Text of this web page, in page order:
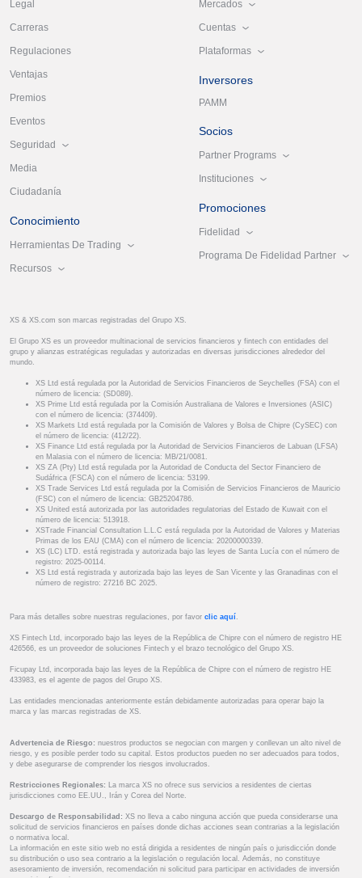
Legal
Carreras
Regulaciones
Ventajas
Premios
Eventos
Seguridad
Media
Ciudadanía
Conocimiento
Herramientas De Trading
Recursos
Mercados
Cuentas
Plataformas
Inversores
PAMM
Socios
Partner Programs
Instituciones
Promociones
Fidelidad
Programa De Fidelidad Partner
XS & XS.com son marcas registradas del Grupo XS.
El Grupo XS es un proveedor multinacional de servicios financieros y fintech con entidades del
grupo y alianzas estratégicas reguladas y autorizadas en diversas jurisdicciones alrededor del
mundo.
XS Ltd está regulada por la Autoridad de Servicios Financieros de Seychelles (FSA) con el
número de licencia: (SD089).
XS Prime Ltd está regulada por la Comisión Australiana de Valores e Inversiones (ASIC)
con el número de licencia: (374409).
XS Markets Ltd está regulada por la Comisión de Valores y Bolsa de Chipre (CySEC) con
el número de licencia: (412/22).
XS Finance Ltd está regulada por la Autoridad de Servicios Financieros de Labuan (LFSA)
en Malasia con el número de licencia: MB/21/0081.
XS ZA (Pty) Ltd está regulada por la Autoridad de Conducta del Sector Financiero de
Sudáfrica (FSCA) con el número de licencia: 53199.
XS Trade Services Ltd está regulada por la Comisión de Servicios Financieros de Mauricio
(FSC) con el número de licencia: GB25204786.
XS United está autorizada por las autoridades regulatorias del Estado de Kuwait con el
número de licencia: 513918.
XSTrade Financial Consultation L.L.C está regulada por la Autoridad de Valores y Materias
Primas de los EAU (CMA) con el número de licencia: 20200000339.
XS (LC) LTD. está registrada y autorizada bajo las leyes de Santa Lucía con el número de
registro: 2025-00114.
XS Ltd está registrada y autorizada bajo las leyes de San Vicente y las Granadinas con el
número de registro: 27216 BC 2025.
Para más detalles sobre nuestras regulaciones, por favor clic aquí .
XS Fintech Ltd, incorporado bajo las leyes de la República de Chipre con el número de registro HE
426566, es un proveedor de soluciones Fintech y el brazo tecnológico del Grupo XS.
Ficupay Ltd, incorporada bajo las leyes de la República de Chipre con el número de registro HE
433983, es el agente de pagos del Grupo XS.
Las entidades mencionadas anteriormente están debidamente autorizadas para operar bajo la
marca y las marcas registradas de XS.
Advertencia de Riesgo: nuestros productos se negocian con margen y conllevan un alto nivel de
riesgo, y es posible perder todo su capital. Estos productos pueden no ser adecuados para todos,
y debe asegurarse de comprender los riesgos involucrados.
Restricciones Regionales: La marca XS no ofrece sus servicios a residentes de ciertas
jurisdicciones como EE.UU., Irán y Corea del Norte.
Descargo de Responsabilidad: XS no lleva a cabo ninguna acción que pueda considerarse una
solicitud de servicios financieros en países donde dichas acciones sean contrarias a la legislación
o normativa local.
La información en este sitio web no está dirigida a residentes de ningún país o jurisdicción donde
su distribución o uso sea contrario a la legislación o regulación local. Además, no constituye
asesoramiento de inversión, recomendación ni solicitud para participar en actividades de inversión